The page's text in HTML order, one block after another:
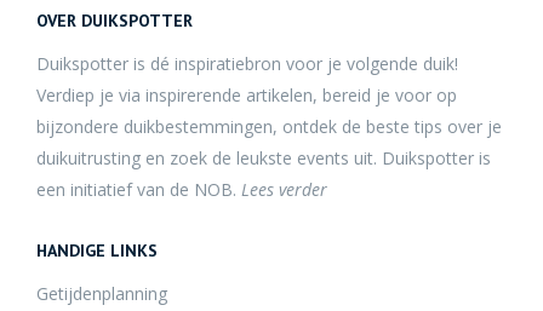
OVER DUIKSPOTTER
Duikspotter is dé inspiratiebron voor je volgende duik!
Verdiep je via inspirerende artikelen, bereid je voor op
bijzondere duikbestemmingen, ontdek de beste tips over je
duikuitrusting en zoek de leukste events uit. Duikspotter is
een initiatief van de NOB. Lees verder
HANDIGE LINKS
Getijdenplanning